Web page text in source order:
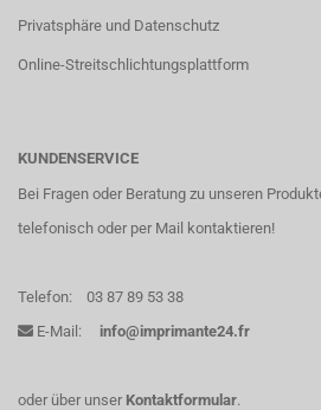
Privatsphäre und Datenschutz
Online-Streitschlichtungsplattform
KUNDENSERVICE
Bei Fragen oder Beratung zu unseren
telefonisch oder per Mail kontaktieren!
Telefon:
03 87 89 53 38
E-Mail:
info@imprimante24.fr
oder über unser Kontaktformular.